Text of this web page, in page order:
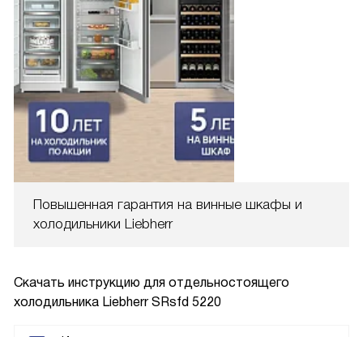
Повышенная гарантия на винные шкафы и
холодильники Liebherr
Скачать инструкцию для отдельностоящего
холодильника Liebherr SRsfd 5220